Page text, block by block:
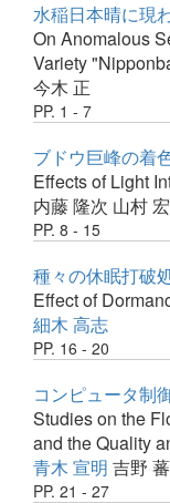
水稲日本晴に現
On Anomalous
Variety
今木 正
PP. 1 - 7
ブドウ巨峰の着
Effects of Light
内藤 隆次 山村 宏
PP. 8 - 15
種々の休眠打破
Effect of
細木 高志
PP. 16 - 20
コンピュータ制
Studies on the
and the Quality
青木 宣明 吉野
PP. 21 - 27